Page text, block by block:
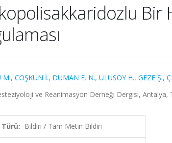
Bir
M., COŞKUN İ., DUMAN E. N., ULUSOY H., GEZE Ş.,
ve Reanimasyon Derneği Dergisi,
Türü: Bildiri / Tam Metin Bildiri